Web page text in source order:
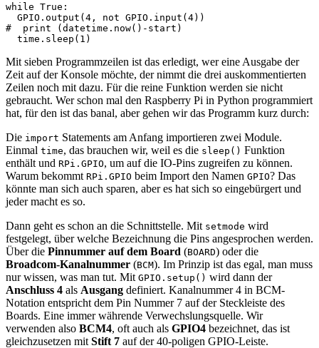
while True:
  GPIO.output(4, not GPIO.input(4))
#  print (datetime.now()-start)
  time.sleep(1)
Mit sieben Programmzeilen ist das erledigt, wer eine Ausgabe der
Zeit auf der Konsole möchte, der nimmt die drei auskommentierten
Zeilen noch mit dazu. Für die reine Funktion werden sie nicht
gebraucht. Wer schon mal den Raspberry Pi in Python programmiert
hat, für den ist das banal, aber gehen wir das Programm kurz durch:
Die import Statements am Anfang importieren zwei Module.
Einmal time, das brauchen wir, weil es die sleep() Funktion
enthält und RPi.GPIO, um auf die IO-Pins zugreifen zu können.
Warum bekommt RPi.GPIO beim Import den Namen GPIO? Das
könnte man sich auch sparen, aber es hat sich so eingebürgert und
jeder macht es so.
Dann geht es schon an die Schnittstelle. Mit setmode wird
festgelegt, über welche Bezeichnung die Pins angesprochen werden.
Über die Pinnummer auf dem Board (BOARD) oder die
Broadcom-Kanalnummer (BCM). Im Prinzip ist das egal, man muss
nur wissen, was man tut. Mit GPIO.setup() wird dann der
Anschluss 4 als Ausgang definiert. Kanalnummer 4 in BCM-
Notation entspricht dem Pin Nummer 7 auf der Steckleiste des
Boards. Eine immer währende Verwechslungsquelle. Wir
verwenden also BCM4, oft auch als GPIO4 bezeichnet, das ist
gleichzusetzen mit Stift 7 auf der 40-poligen GPIO-Leiste.